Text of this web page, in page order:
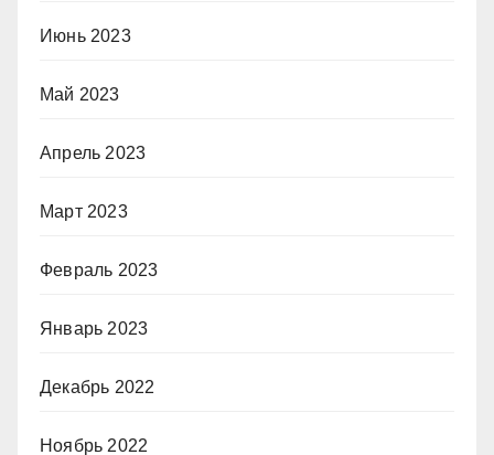
Июнь 2023
Май 2023
Апрель 2023
Март 2023
Февраль 2023
Январь 2023
Декабрь 2022
Ноябрь 2022